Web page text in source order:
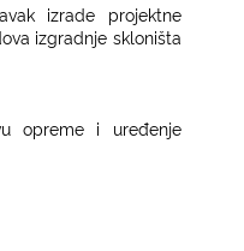
izrade projektne
izgradnje skloništa
opreme i uređenje